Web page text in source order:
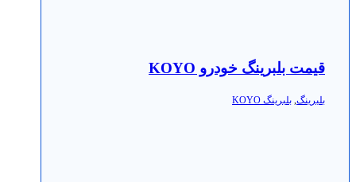
قیمت بلبرینگ خودرو KOYO
بلبرینگ بلبرینگ KOYO